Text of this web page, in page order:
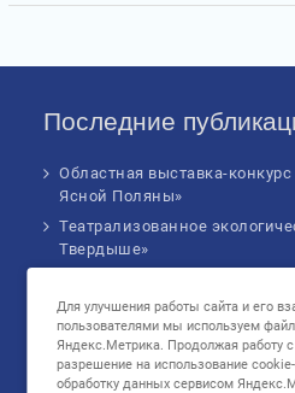
Последние
Областная выставка-
Ясной Поляны»
Театрализованное
Твердыше»
форума
Музыкальное бинго!
Познавательное занятие «В
родной страны»,
Для улучшения работы сайта и его
пользователями мы используем
Яндекс.Метрика. Продолжая работу
разрешение на использование
обработку данных сервисом